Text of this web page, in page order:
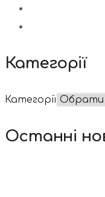
Категорії
Категорії
Останні